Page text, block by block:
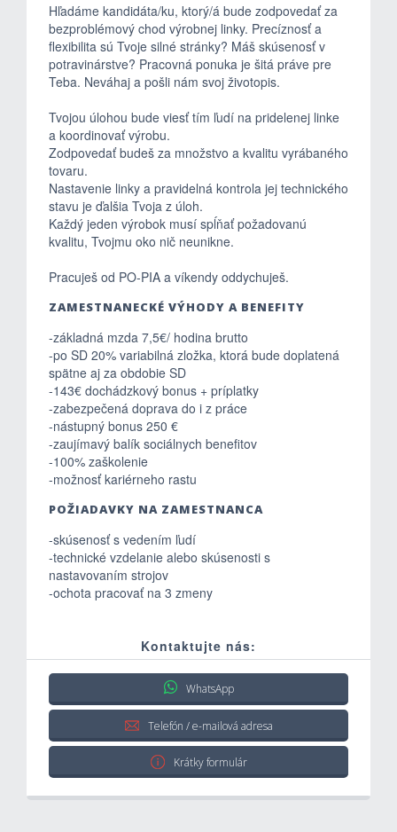
Hľadáme kandidáta/ku, ktorý/á bude zodpovedať za
bezproblémový chod výrobnej linky. Precíznosť a
flexibilita sú Tvoje silné stránky? Máš skúsenosť v
potravinárstve? Pracovná ponuka je šitá práve pre
Teba. Neváhaj a pošli nám svoj životopis.
Tvojou úlohou bude viesť tím ľudí na pridelenej linke
a koordinovať výrobu.
Zodpovedať budeš za množstvo a kvalitu vyrábaného
tovaru.
Nastavenie linky a pravidelná kontrola jej technického
stavu je ďalšia Tvoja z úloh.
Každý jeden výrobok musí spĺňať požadovanú
kvalitu, Tvojmu oko nič neunikne.
Pracuješ od PO-PIA a víkendy oddychuješ.
ZAMESTNANECKÉ VÝHODY A BENEFITY
-základná mzda 7,5€/ hodina brutto
-po SD 20% variabilná zložka, ktorá bude doplatená
spätne aj za obdobie SD
-143€ dochádzkový bonus + príplatky
-zabezpečená doprava do i z práce
-nástupný bonus 250 €
-zaujímavý balík sociálnych benefitov
-100% zaškolenie
-možnosť kariérneho rastu
POŽIADAVKY NA ZAMESTNANCA
-skúsenosť s vedením ľudí
-technické vzdelanie alebo skúsenosti s
nastavovaním strojov
-ochota pracovať na 3 zmeny
Kontaktujte nás:
WhatsApp
Telefón / e-mailová adresa
Krátky formulár